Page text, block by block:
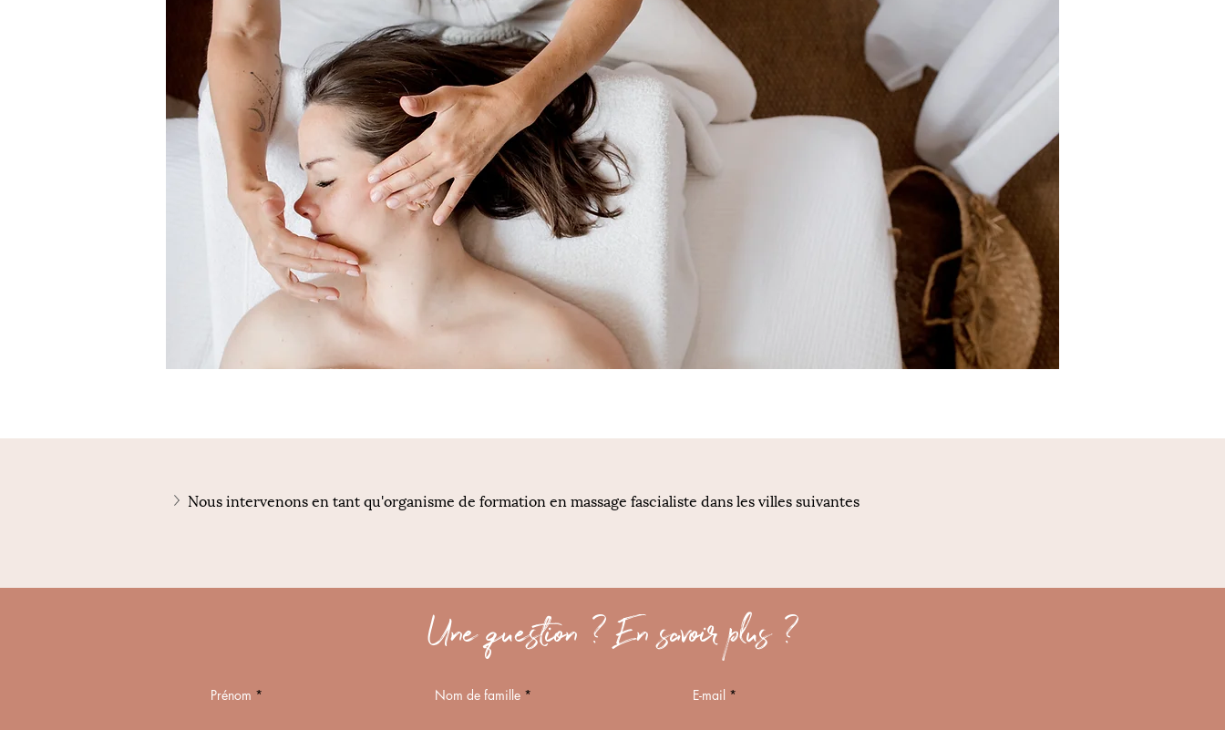
Nous intervenons en tant qu'organisme de formation en massage fascialiste dans les villes suivantes
Une question ? En savoir plus ?
Prénom Nom de famille E-mail